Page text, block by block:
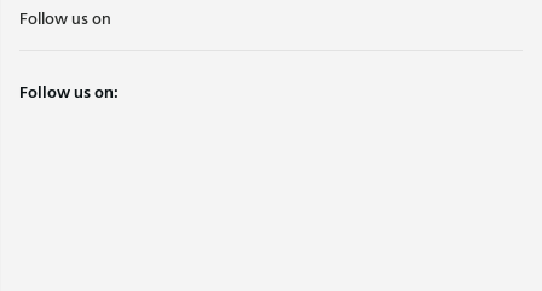
Follow us on
Follow us on: